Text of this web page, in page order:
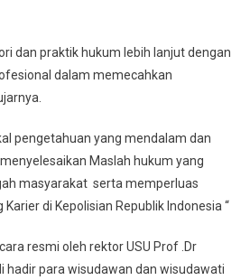
dan praktik hukum lebih lanjut dengan
dalam memecahkan
pengetahuan yang mendalam dan
Maslah hukum yang
masyarakat serta memperluas
di Kepolisian Republik Indonesia “
resmi oleh rektor USU Prof .Dr
hadir para wisudawan dan wisudawati